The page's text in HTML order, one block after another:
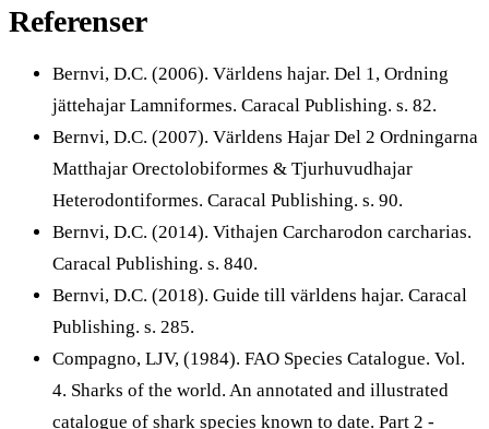
Referenser
Bernvi, D.C. (2006). Världens hajar. Del 1, Ordning
jättehajar Lamniformes. Caracal Publishing. s. 82.
Bernvi, D.C. (2007). Världens Hajar Del 2 Ordningarna
Matthajar Orectolobiformes & Tjurhuvudhajar
Heterodontiformes. Caracal Publishing. s. 90.
Bernvi, D.C. (2014). Vithajen Carcharodon carcharias.
Caracal Publishing. s. 840.
Bernvi, D.C. (2018). Guide till världens hajar. Caracal
Publishing. s. 285.
Compagno, LJV, (1984). FAO Species Catalogue. Vol.
4. Sharks of the world. An annotated and illustrated
catalogue of shark species known to date. Part 2 -